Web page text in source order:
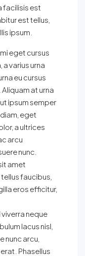
facilisis est
est tellus,
ipsum.
eget cursus
a varius urna
eu cursus
at urna
ipsum semper
eget
a ultrices
arcu
nunc.
amet
faucibus,
eros efficitur,
neque
lacus nisl,
nunc arcu,
Phasellus